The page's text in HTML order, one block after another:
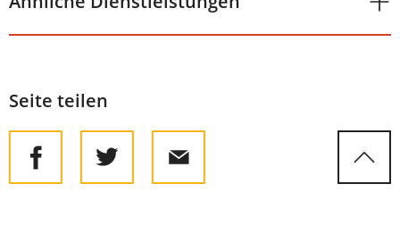
Seite teilen